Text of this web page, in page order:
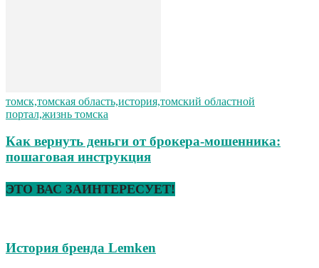
томск,томская область,история,томский областной
портал,жизнь томска
Как вернуть деньги от брокера-мошенника:
пошаговая инструкция
ЭТО ВАС ЗАИНТЕРЕСУЕТ!
История бренда Lemken